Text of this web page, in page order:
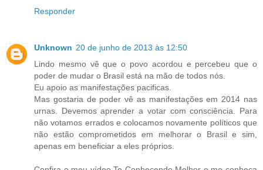
Responder
Unknown 20 de junho de 2013 às 12:50
Lindo mesmo vê que o povo acordou e percebeu que o
poder de mudar o Brasil está na mão de todos nós.
Eu apoio as manifestações pacificas.
Mas gostaria de poder vê as manifestações em 2014 nas
urnas. Devemos aprender a votar com consciência. Para
não votamos errados e colocamos novamente políticos que
não estão comprometidos em melhorar o Brasil e sim,
apenas em beneficiar a eles próprios.